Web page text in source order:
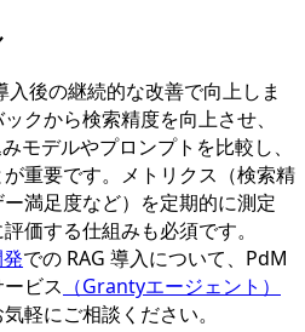
入後の継続的な改善で向上しま
クから検索精度を向上させ、
モデルやプロンプトを比較し、
重要です。メトリクス（検索精
満足度など）を定期的に測定
価する仕組みも必須です。
での RAG 導入について、PdM
ビス （Grantyエージェント）
軽にご相談ください。